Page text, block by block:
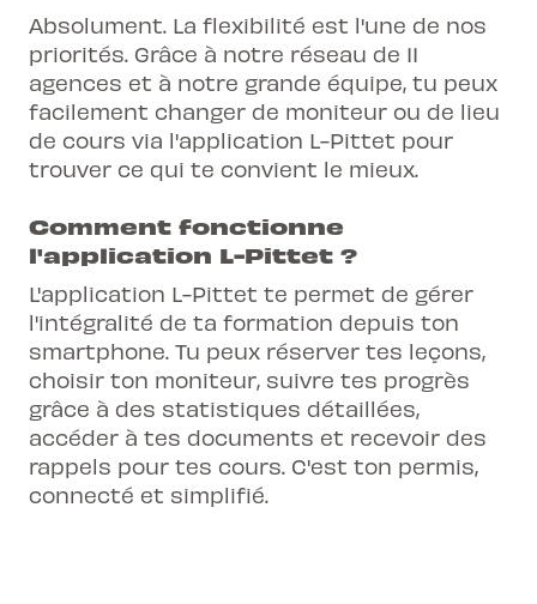
Absolument. La flexibilité est l'une de nos
priorités. Grâce à notre réseau de 11
agences et à notre grande équipe, tu peux
facilement changer de moniteur ou de lieu
de cours via l'application L-Pittet pour
trouver ce qui te convient le mieux.
Comment fonctionne
l'application L-Pittet ?
L'application L-Pittet te permet de gérer
l'intégralité de ta formation depuis ton
smartphone. Tu peux réserver tes leçons,
choisir ton moniteur, suivre tes progrès
grâce à des statistiques détaillées,
accéder à tes documents et recevoir des
rappels pour tes cours. C'est ton permis,
connecté et simplifié.